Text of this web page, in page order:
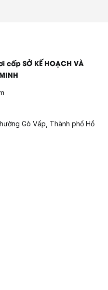
cấp SỞ KẾ HOẠCH VÀ
Gò Vấp, Thành phố Hồ